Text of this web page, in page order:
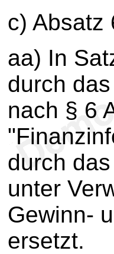
c) Absatz
aa) In
durch
nach § 6
durch
unter
Gewinn-
ersetzt.